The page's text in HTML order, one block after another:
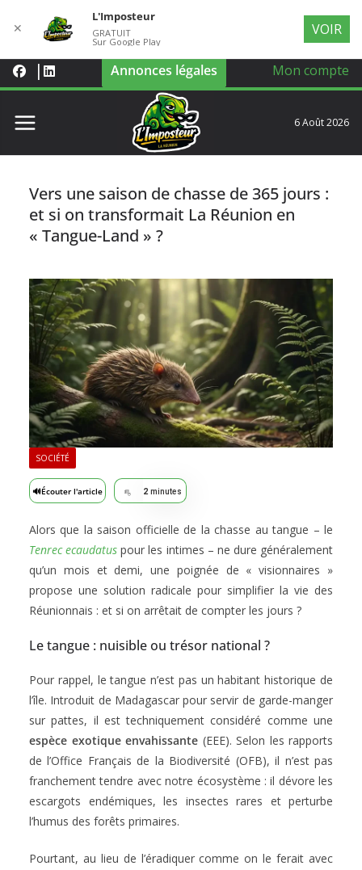
Annonces légales Mon compte
6 Août 2026
Vers une saison de chasse de 365 jours :
et si on transformait La Réunion en
« Tangue-Land » ?
SOCIÉTÉ
🔊Écouter l'article 2 minutes
Alors que la saison officielle de la chasse au tangue – le
Tenrec ecaudatus pour les intimes – ne dure généralement
qu’un mois et demi, une poignée de « visionnaires »
propose une solution radicale pour simplifier la vie des
Réunionnais : et si on arrêtait de compter les jours ?
Le tangue : nuisible ou trésor national ?
Pour rappel, le tangue n’est pas un habitant historique de
l’île. Introduit de Madagascar pour servir de garde-manger
sur pattes, il est techniquement considéré comme une
espèce exotique envahissante (EEE). Selon les rapports
de l’Office Français de la Biodiversité (OFB), il n’est pas
franchement tendre avec notre écosystème : il dévore les
escargots endémiques, les insectes rares et perturbe
l’humus des forêts primaires.
Pourtant, au lieu de l’éradiquer comme on le ferait avec
✕
L'Imposteur
GRATUIT
Sur Google Play
VOIR